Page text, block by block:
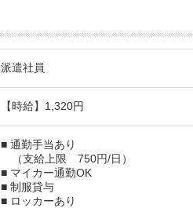
派遣社員
【時給】 1,320円
■ 通勤手当あり
（支給上限 750円/日）
■ マイカー通勤OK
■ 制服貸与
■ ロッカーあり